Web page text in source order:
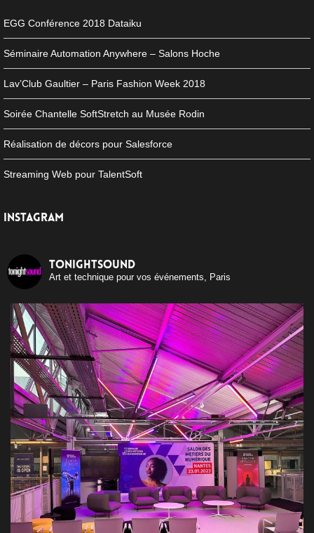
EGG Conférence 2018 Dataiku
Séminaire Automation Anywhere – Salons Hoche
Lav’Club Gaultier – Paris Fashion Week 2018
Soirée Chantelle SoftStretch au Musée Rodin
Réalisation de décors pour Salesforce
Streaming Web pour TalentSoft
INSTAGRAM
tonightsound
Art et technique pour vos événements, Paris